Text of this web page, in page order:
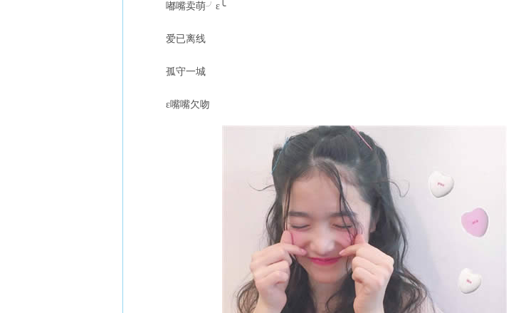
嘟嘴卖萌╯ε╰
爱已离线
孤守一城
ε嘴嘴欠吻